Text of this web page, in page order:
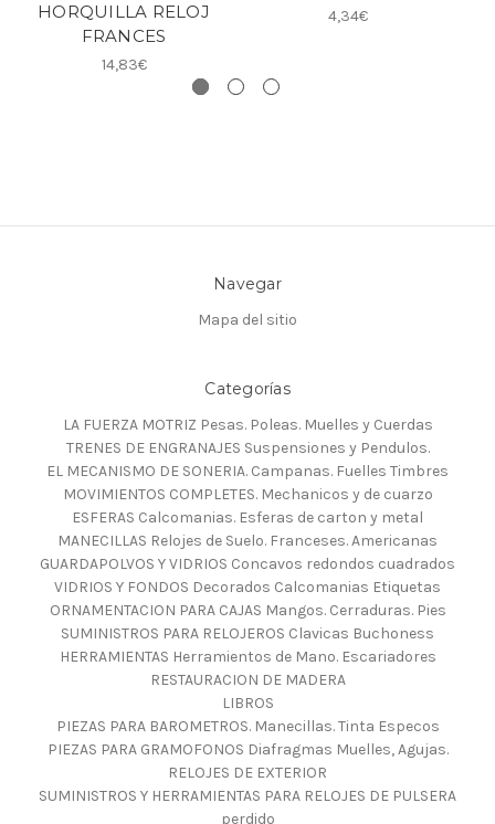
HORQUILLA RELOJ
FRANCES
14,83€
4,34€
Navegar
Mapa del sitio
Categorías
LA FUERZA MOTRIZ Pesas. Poleas. Muelles y Cuerdas
TRENES DE ENGRANAJES Suspensiones y Pendulos.
EL MECANISMO DE SONERIA. Campanas. Fuelles Timbres
MOVIMIENTOS COMPLETES. Mechanicos y de cuarzo
ESFERAS Calcomanias. Esferas de carton y metal
MANECILLAS Relojes de Suelo. Franceses. Americanas
GUARDAPOLVOS Y VIDRIOS Concavos redondos cuadrados
VIDRIOS Y FONDOS Decorados Calcomanias Etiquetas
ORNAMENTACION PARA CAJAS Mangos. Cerraduras. Pies
SUMINISTROS PARA RELOJEROS Clavicas Buchoness
HERRAMIENTAS Herramientos de Mano. Escariadores
RESTAURACION DE MADERA
LIBROS
PIEZAS PARA BAROMETROS. Manecillas. Tinta Especos
PIEZAS PARA GRAMOFONOS Diafragmas Muelles, Agujas.
RELOJES DE EXTERIOR
SUMINISTROS Y HERRAMIENTAS PARA RELOJES DE PULSERA
perdido